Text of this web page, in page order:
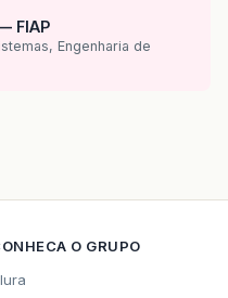
FIAP
Engenharia de
O GRUPO